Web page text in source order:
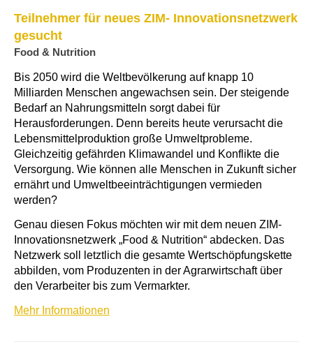
Teilnehmer für neues ZIM- Innovationsnetzwerk
gesucht
Food & Nutrition
Bis 2050 wird die Weltbevölkerung auf knapp 10
Milliarden Menschen angewachsen sein. Der steigende
Bedarf an Nahrungsmitteln sorgt dabei für
Herausforderungen. Denn bereits heute verursacht die
Lebensmittelproduktion große Umweltprobleme.
Gleichzeitig gefährden Klimawandel und Konflikte die
Versorgung. Wie können alle Menschen in Zukunft sicher
ernährt und Umweltbeeinträchtigungen vermieden
werden?
Genau diesen Fokus möchten wir mit dem neuen ZIM-
Innovationsnetzwerk „Food & Nutrition“ abdecken. Das
Netzwerk soll letztlich die gesamte Wertschöpfungskette
abbilden, vom Produzenten in der Agrarwirtschaft über
den Verarbeiter bis zum Vermarkter.
Mehr Informationen